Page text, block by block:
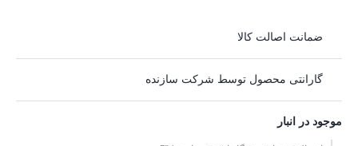
ضمانت اصالت کالا
گارانتی محصول توسط شرکت سازنده
موجود در انبار